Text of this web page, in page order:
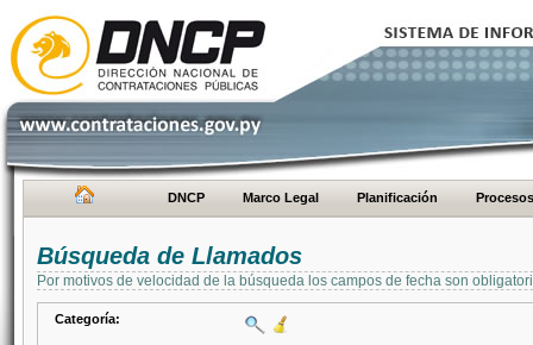
DNCP Marco Legal Planificación Procesos
Búsqueda de Llamados
Por motivos de velocidad de la búsqueda los campos de fecha son
Categoría: